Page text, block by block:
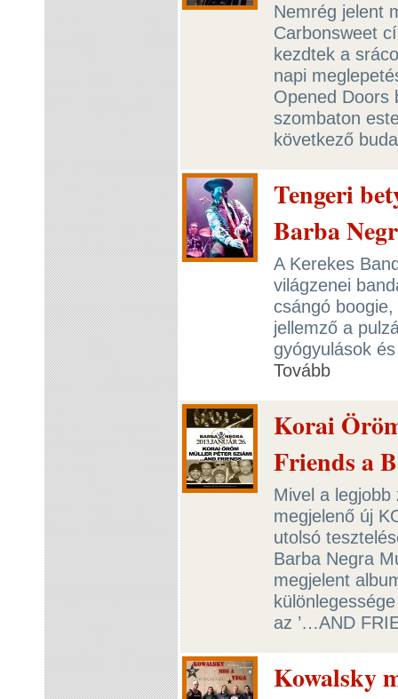
Nemrég jelent
Carbonsweet
kezdtek a
napi
Opened Doors
szombaton
következő
Tengeri
Barba
A Kerekes
világzenei
csángó
jellemző a
gyógyulások
Tovább
Korai
Friends a
Mivel a
megjelenő új
utolsó
Barba Negra
megjelent
az ’…AND
Kowalsky